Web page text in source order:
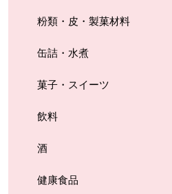
粉類・皮・製菓材料
缶詰・水煮
菓子・スイーツ
飲料
酒
健康食品